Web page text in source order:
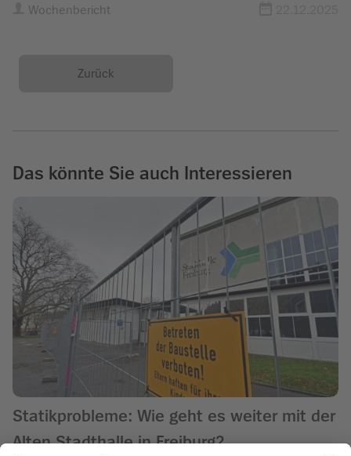
Wochenbericht
Zurück
Das könnte Sie auch Interessieren
Statikprobleme: Wie geht es weiter mit der
Alten Stadthalle in Freiburg?